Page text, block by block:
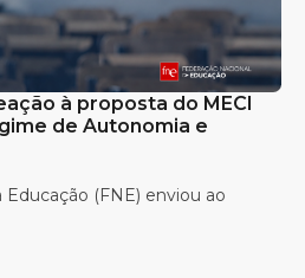
à proposta do MECI
de Autonomia e
(FNE) enviou ao